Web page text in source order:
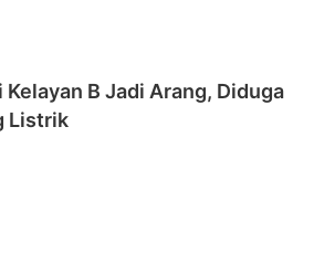
Kelayan B Jadi Arang, Diduga
Listrik